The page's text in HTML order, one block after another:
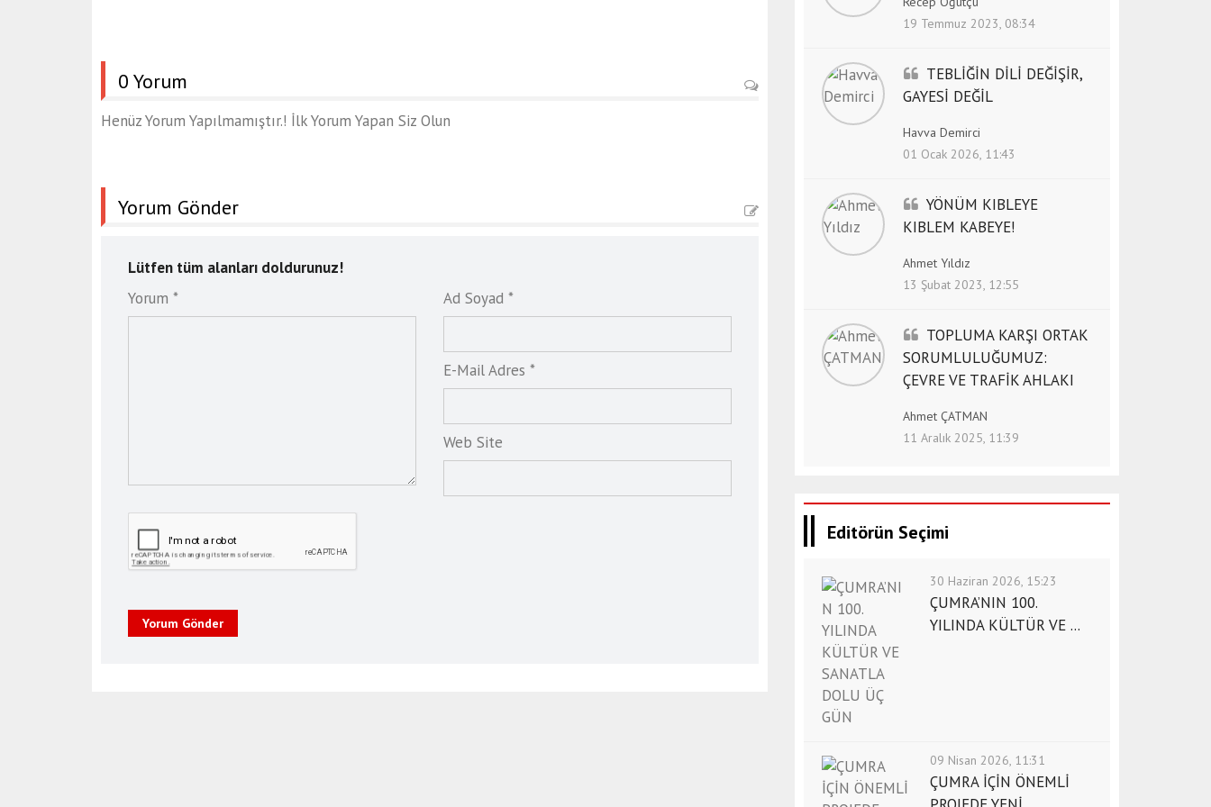
0 Yorum
Henüz Yorum Yapılmamıştır.! İlk Yorum Yapan Siz Olun
Yorum Gönder
Lütfen tüm alanları doldurunuz!
Yorum *
Ad Soyad *
E-Mail Adres *
Web Site
Yorum Gönder
19 Temmuz 2023, 08:34
TEBLİĞİN DİLİ DEĞİŞİR,
GAYESİ DEĞİL
Havva Demirci
01 Ocak 2026, 11:43
YÖNÜM KIBLEYE
KIBLEM KABEYE!
Ahmet Yıldız
13 Şubat 2023, 12:55
TOPLUMA KARŞI ORTAK
SORUMLULUĞUMUZ:
ÇEVRE VE TRAFİK AHLAKI
Ahmet ÇATMAN
11 Aralık 2025, 11:39
Editörün Seçimi
30 Haziran 2026, 15:23
ÇUMRA’NIN 100.
YILINDA KÜLTÜR VE ...
09 Nisan 2026, 11:31
ÇUMRA İÇİN ÖNEMLİ